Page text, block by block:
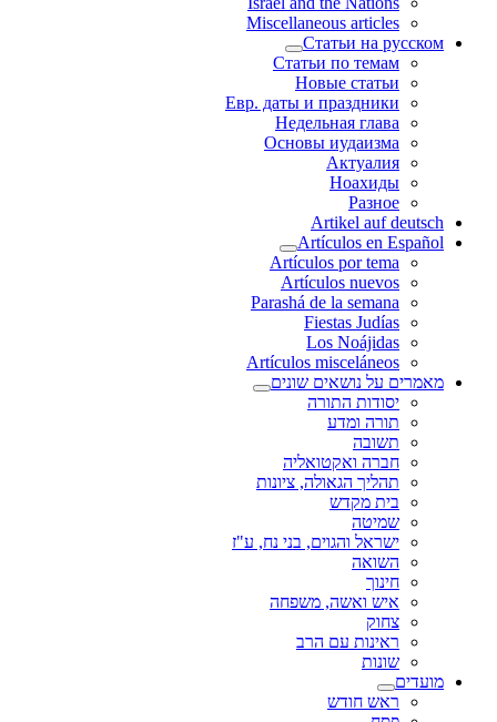
Miscellaneous articles
Статьи на русском
Статьи по темам
Новые статьи
Евр. даты и праздники
Недельная глава
Основы иудаизма
Актуалия
Ноахиды
Разное
Artikel auf deutsch
Artículos en Español
Artículos por tema
Artículos nuevos
Parashá de la semana
Fiestas Judías
Los Noájidas
Artículos misceláneos
מאמרים על נושאים שונים
יסודות התורה
תורה ומדע
תשובה
חברה ואקטואליה
תהליך הגאולה, ציונות
בית מקדש
שמיטה
ישראל והגוים, בני נח, ע"ז
השואה
חינוך
איש ואשה, משפחה
צחוק
ראינות עם הרב
שונות
מועדים
ראש חודש